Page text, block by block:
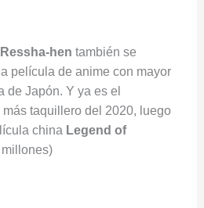
hen también se
película de anime con mayor
de Japón. Y ya es el
más taquillero del 2020, luego
china Legend of